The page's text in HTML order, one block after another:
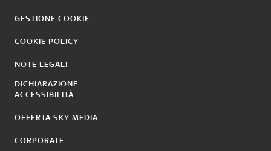
GESTIONE COOKIE
COOKIE POLICY
NOTE LEGALI
DICHIARAZIONE
ACCESSIBILITÀ
OFFERTA SKY MEDIA
CORPORATE